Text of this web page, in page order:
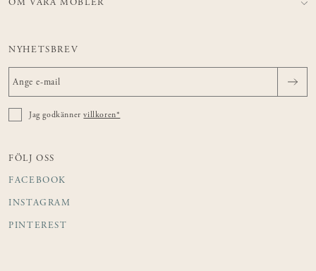
OM VÅRA MÖBLER
NYHETSBREV
Jag godkännervillkoren*
FÖLJ OSS
FACEBOOK
INSTAGRAM
PINTEREST